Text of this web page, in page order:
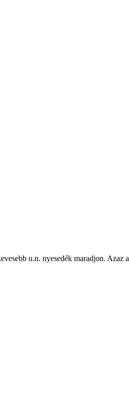
u.n. nyesedék maradjon. Azaz